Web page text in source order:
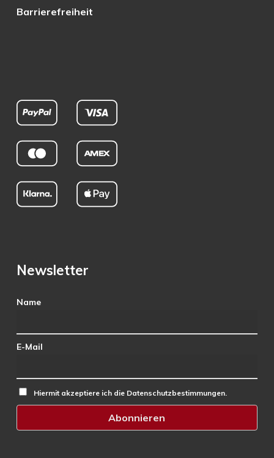
Barrierefreiheit
Newsletter
Name
E-Mail
Hiermit akzeptiere ich die Datenschutzbestimmungen.